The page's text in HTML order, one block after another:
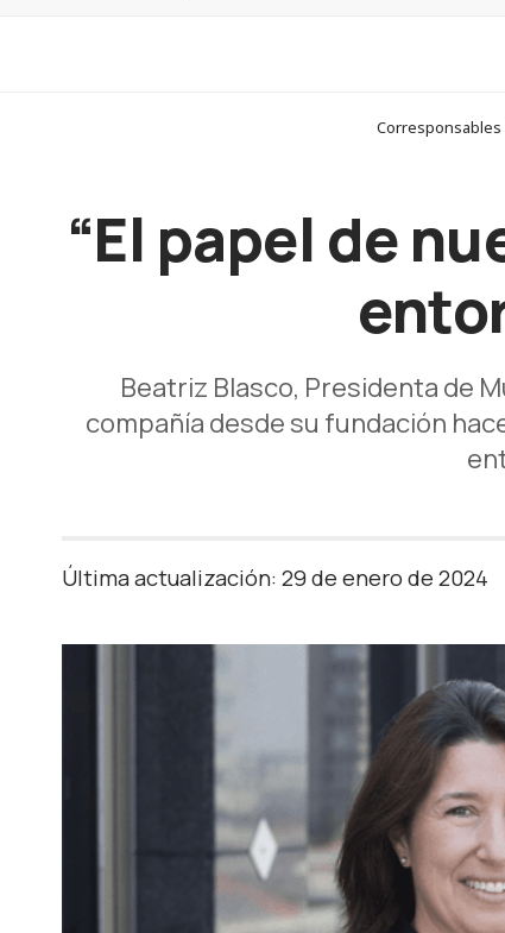
Corresponsables
“El papel de
Beatriz Blasco, Presidenta de
compañía desde su fundación
Última actualización: 29 de enero de 2024